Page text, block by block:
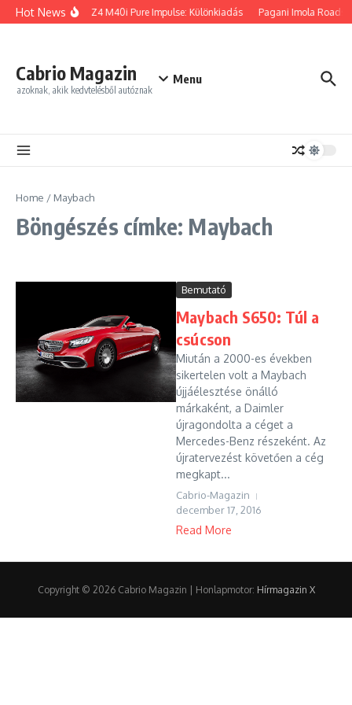
Ugrás a tartalomhoz
Hot NewsBMW Z4 M40i Pure Impulse: Különkiadás Pagani Imola
Cabrio Magazin
azoknak, akik kedvtelésből autóznak
Menu
Home / Maybach
Böngészés címke: Maybach
Bemutató
Maybach S650: Túl a
csúcson
Miután a 2000-es években
sikertelen volt a Maybach
újjáélesztése önálló
márkaként, a Daimler
újragondolta a céget a
Mercedes-Benz részeként. Az
újratervezést követően a cég
megkapt...
Cabrio-Magazin
december 17, 2016
Read More
Copyright © 2026 Cabrio Magazin | Honlapmotor: Hírmagazin X